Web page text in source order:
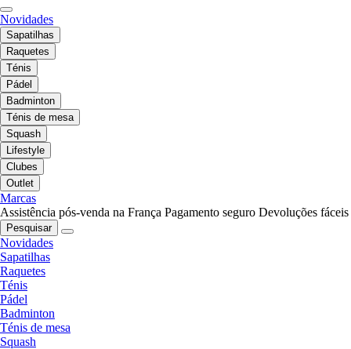
Novidades
Sapatilhas
Raquetes
Ténis
Pádel
Badminton
Ténis de mesa
Squash
Lifestyle
Clubes
Outlet
Marcas
Assistência pós-venda na França Pagamento seguro Devoluções fáceis
Pesquisar
Novidades
Sapatilhas
Raquetes
Ténis
Pádel
Badminton
Ténis de mesa
Squash